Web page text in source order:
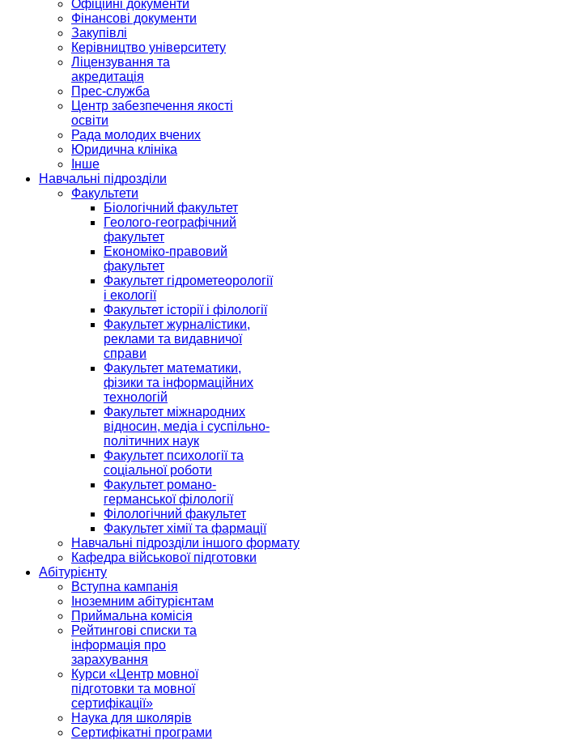
Офіційні документи
Фінансові документи
Закупівлі
Керівництво університету
Ліцензування та
акредитація
Прес-служба
Центр забезпечення якості
освіти
Рада молодих вчених
Юридична клініка
Інше
Навчальні підрозділи
Факультети
Біологічний факультет
Геолого-географічний
факультет
Економіко-правовий
факультет
Факультет гідрометеорології
і екології
Факультет історії і філології
Факультет журналістики,
реклами та видавничої
справи
Факультет математики,
фізики та інформаційних
технологій
Факультет міжнародних
відносин, медіа і суспільно-
політичних наук
Факультет психології та
соціальної роботи
Факультет романо-
германської філології
Філологічний факультет
Факультет хімії та фармації
Навчальні підрозділи іншого формату
Кафедра військової підготовки
Абітурієнту
Вступна кампанія
Іноземним абітурієнтам
Приймальна комісія
Рейтингові списки та
інформація про
зарахування
Курси «Центр мовної
підготовки та мовної
сертифікації»
Наука для школярів
Сертифікатні програми